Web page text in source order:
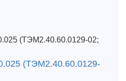
(ТЭМ2.40.60.0129-